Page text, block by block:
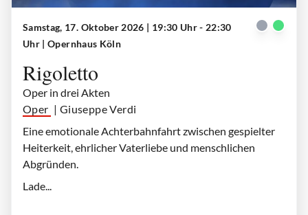
Samstag, 17. Oktober 2026 | 19:30 Uhr - 22:30
Uhr | Opernhaus Köln
Rigoletto
Oper in drei Akten
Oper | Giuseppe Verdi
Eine emotionale Achterbahnfahrt zwischen gespielter
Heiterkeit, ehrlicher Vaterliebe und menschlichen
Abgründen.
Lade...